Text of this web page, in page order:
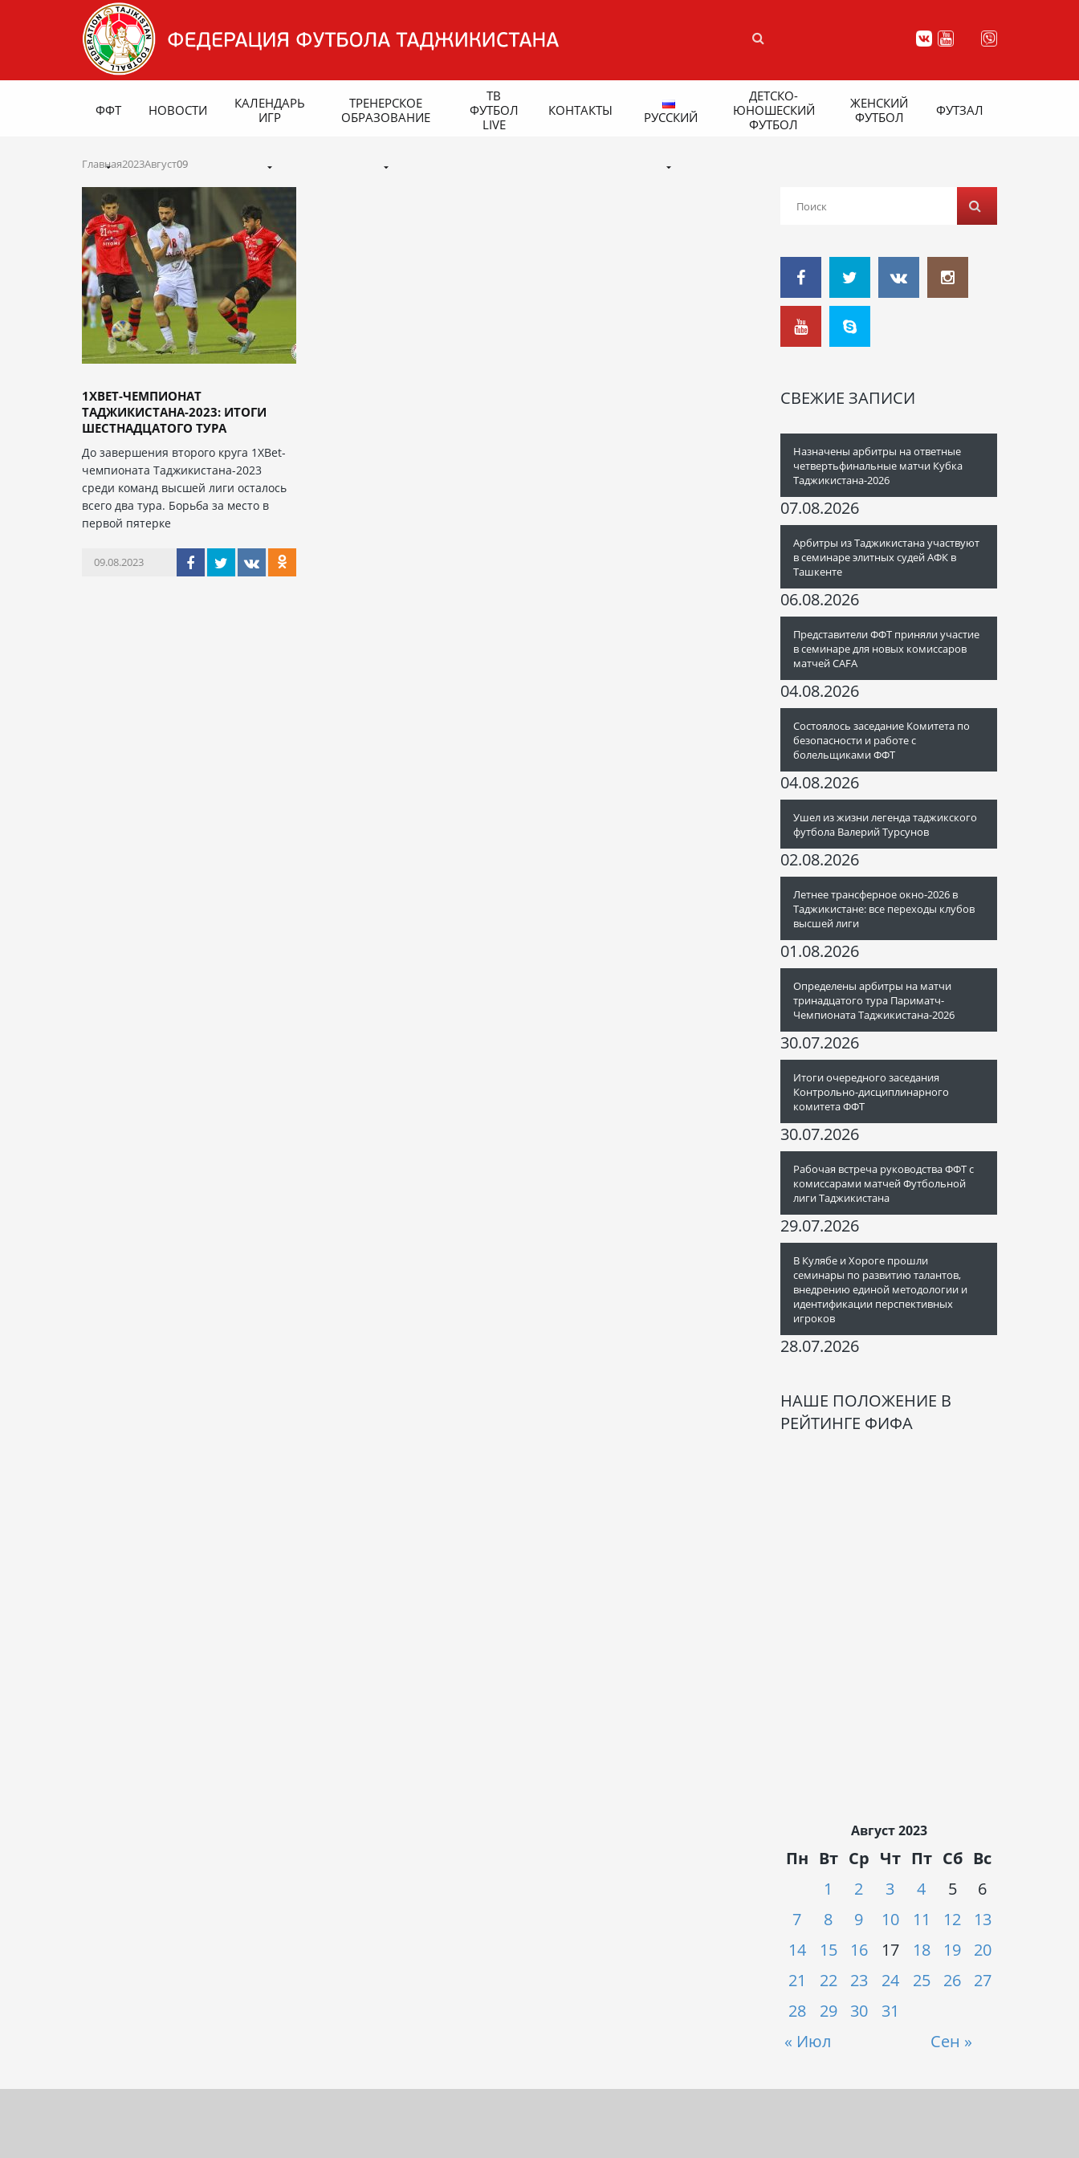
ФФТ НОВОСТИ
КАЛЕНДАРЬ
ИГР
ТРЕНЕРСКОЕ
ОБРАЗОВАНИЕ
ТВ
ФУТБОЛ
LIVE
КОНТАКТЫ РУССКИЙ
ДЕТСКО-
ЮНОШЕСКИЙ
ФУТБОЛ
ЖЕНСКИЙ
ФУТБОЛ
ФУТЗАЛ
Главная2023Август09
1XBET-ЧЕМПИОНАТ
ТАДЖИКИСТАНА-2023: ИТОГИ
ШЕСТНАДЦАТОГО ТУРА
До завершения второго круга 1XBet-
чемпионата Таджикистана-2023
среди команд высшей лиги осталось
всего два тура. Борьба за место в
первой пятерке
09.08.2023
СВЕЖИЕ ЗАПИСИ
Назначены арбитры на ответные
четвертьфинальные матчи Кубка
Таджикистана-2026
07.08.2026
Арбитры из Таджикистана участвуют
в семинаре элитных судей АФК в
Ташкенте
06.08.2026
Представители ФФТ приняли участие
в семинаре для новых комиссаров
матчей CAFA
04.08.2026
Состоялось заседание Комитета по
безопасности и работе с
болельщиками ФФТ
04.08.2026
Ушел из жизни легенда таджикского
футбола Валерий Турсунов
02.08.2026
Летнее трансферное окно-2026 в
Таджикистане: все переходы клубов
высшей лиги
01.08.2026
Определены арбитры на матчи
тринадцатого тура Париматч-
Чемпионата Таджикистана-2026
30.07.2026
Итоги очередного заседания
Контрольно-дисциплинарного
комитета ФФТ
30.07.2026
Рабочая встреча руководства ФФТ с
комиссарами матчей Футбольной
лиги Таджикистана
29.07.2026
В Кулябе и Хороге прошли
семинары по развитию талантов,
внедрению единой методологии и
идентификации перспективных
игроков
28.07.2026
НАШЕ ПОЛОЖЕНИЕ В
РЕЙТИНГЕ ФИФА
Август 2023
Пн Вт Ср Чт Пт Сб Вс
« Июл Сен »
1 2 3 4 5
6
7
8 9 10 11 12
13
14
15 16 17 18 19
20
21
22 23 24 25 26
27
28
29 30 31